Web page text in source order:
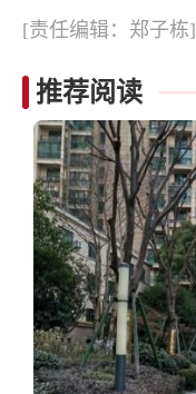
[责任编辑：郑子栋]
推荐阅读